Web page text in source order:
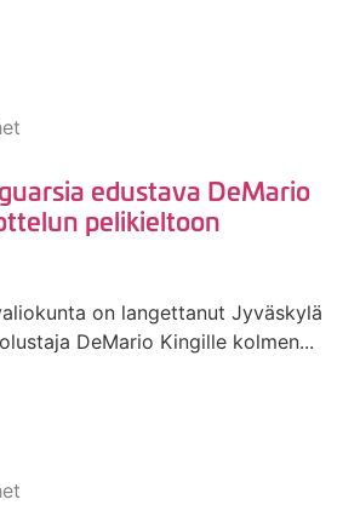
edustava DeMario
pelikieltoon
on langettanut Jyväskylä
DeMario Kingille kolmen...